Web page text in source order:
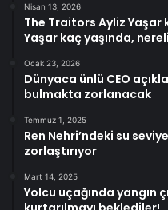
Nisan 13, 2026
The Traitors Ayliz Yaşar
Yaşar kaç yaşında,
Ocak 23, 2026
Dünyaca ünlü CEO
bulmakta zorlanacak
Temmuz 1, 2025
Ren Nehri’ndeki su
zorlaştırıyor
Mart 14, 2025
Yolcu uçağında yangın